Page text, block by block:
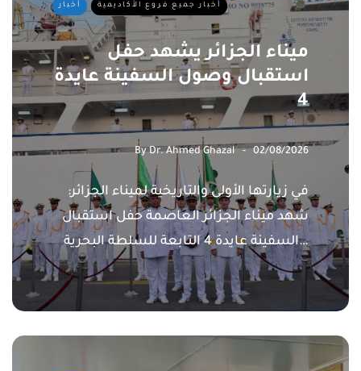
أخبار أخبار جميع فروع الأكاديمية
ميناء الجزائر يشهد حفل
استقبال وصول السفينة عايدة
4
ByDr. Ahmed Ghazal 02/08/2026
في زيارتها الأولى والتاريخية لميناء الجزائر:
شهد ميناء الجزائر العاصمة حفل استقبال
السفينة عايدة 4 التابعة للسلطة البحرية…